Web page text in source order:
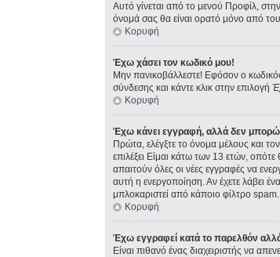
Αυτό γίνεται από το μενού Προφίλ,
όνομά σας θα είναι ορατό μόνο από
Κορυφή
Έχω χάσει τον κωδικό μου!
Μην πανικοβάλλεστε! Εφόσον ο
σύνδεσης και κάντε κλικ στην επιλογή
Κορυφή
Έχω κάνει εγγραφή, αλλά δεν
Πρώτα, ελέγξτε το όνομα μέλους και
επιλέξει Είμαι κάτω των 13 ετών,
απαιτούν όλες οι νέες εγγραφές να
αυτή η ενεργοποίηση. Αν έχετε λάβει
μπλοκαριστεί από κάποιο φίλτρο
Κορυφή
Έχω εγγραφεί κατά το παρελθόν
Είναι πιθανό ένας διαχειριστής να